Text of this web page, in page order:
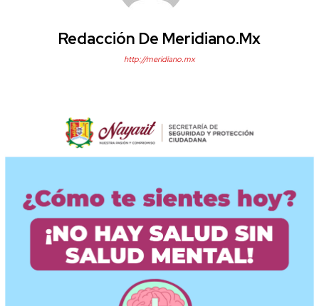
Redacción De Meridiano.mx
http://meridiano.mx